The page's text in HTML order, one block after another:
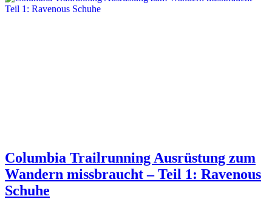
Columbia Trailrunning Ausrüstung zum
Wandern missbraucht – Teil 1: Ravenous
Schuhe